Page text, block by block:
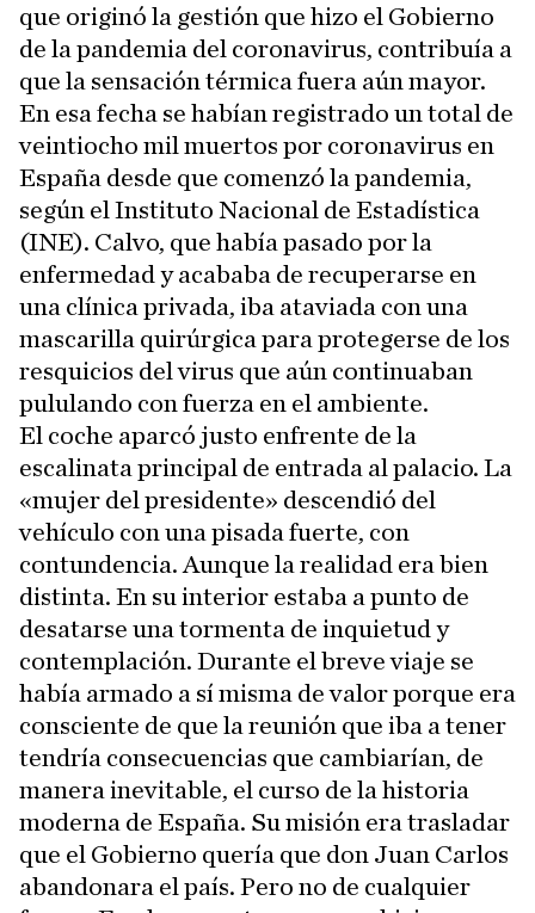
que originó la gestión que hizo el Gobierno
de la pandemia del coronavirus, contribuía a
que la sensación térmica fuera aún mayor.
En esa fecha se habían registrado un total de
veintiocho mil muertos por coronavirus en
España desde que comenzó la pandemia,
según el Instituto Nacional de Estadística
(INE). Calvo, que había pasado por la
enfermedad y acababa de recuperarse en
una clínica privada, iba ataviada con una
mascarilla quirúrgica para protegerse de los
resquicios del virus que aún continuaban
pululando con fuerza en el ambiente.
El coche aparcó justo enfrente de la
escalinata principal de entrada al palacio. La
«mujer del presidente» descendió del
vehículo con una pisada fuerte, con
contundencia. Aunque la realidad era bien
distinta. En su interior estaba a punto de
desatarse una tormenta de inquietud y
contemplación. Durante el breve viaje se
había armado a sí misma de valor porque era
consciente de que la reunión que iba a tener
tendría consecuencias que cambiarían, de
manera inevitable, el curso de la historia
moderna de España. Su misión era trasladar
que el Gobierno quería que don Juan Carlos
abandonara el país. Pero no de cualquier